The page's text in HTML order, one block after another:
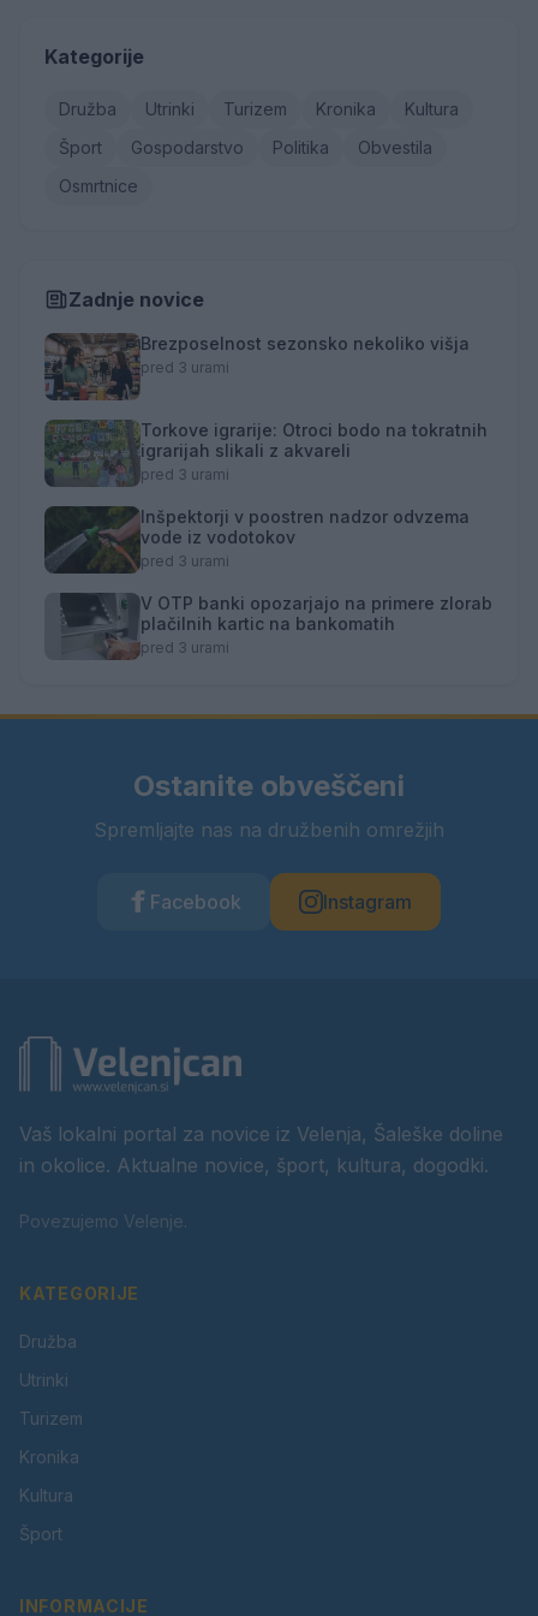
Kategorije
Družba Utrinki Turizem Kronika
Kultura
Šport
Gospodarstvo Politika
Obvestila
Osmrtnice
Zadnje novice
Brezposelnost sezonsko nekoliko višja
pred 3 urami
Torkove igrarije: Otroci bodo na tokratnih
igrarijah slikali z akvareli
pred 3 urami
Inšpektorji v poostren nadzor odvzema
vode iz vodotokov
pred 3 urami
V OTP banki opozarjajo na primere zlorab
plačilnih kartic na bankomatih
pred 3 urami
Ostanite obveščeni
Spremljajte nas na družbenih omrežjih
Facebook Instagram
Vaš lokalni portal za novice iz Velenja, Šaleške doline
in okolice. Aktualne novice, šport, kultura, dogodki.
Povezujemo Velenje.
KATEGORIJE
Družba
Utrinki
Turizem
Kronika
Kultura
Šport
INFORMACIJE